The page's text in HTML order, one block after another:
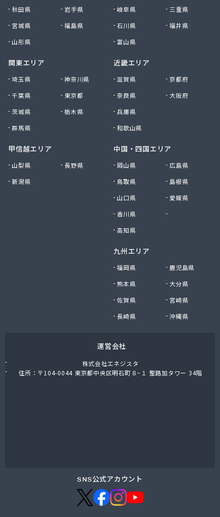
市川燃料店
小久保商店
小原住設株式会社
小森谷燃料店
小池化学株式会社さいたま
昭和ガス株式会社 坂戸・鶴ヶ島支店
松井商事株式会社
沼口商店
新島燃料店
新徳株式会社
大陽日酸エネルギー株式会社 埼京支店
田島石油株式会社
田島燃料株式会社
東亜産業株式会社
秋田県
岩手県
宮城県
福島県
山形県
関東エリア
埼玉県
神奈川県
千葉県
東京都
茨城県
栃木県
群馬県
甲信越エリア
山梨県
長野県
新潟県
岐阜県
三重県
石川県
福井県
富山県
近畿エリア
滋賀県
京都府
奈良県
大阪府
兵庫県
和歌山県
中国・四国エリア
岡山県
広島県
鳥取県
島根県
山口県
愛媛県
香川県
高知県
九州エリア
福岡県
鹿児島県
熊本県
大分県
佐賀県
宮崎県
長崎県
沖縄県
運営会社
株式会社エネジスタ
住所：〒104-0044 東京都中央区明石町８−１ 聖路加タワー 34階
SNS公式アカウント